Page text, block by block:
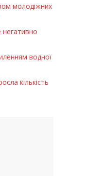
молодіжних
негативно
водної
кількість